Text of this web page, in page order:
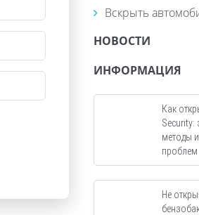
Вскрыть
НОВОСТИ
ИНФОРМАЦИЯ
Как
Security:
методы
проблем
Не